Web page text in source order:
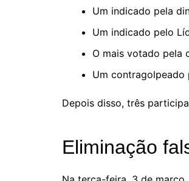
Um indicado pela
Um indicado pelo
O mais votado pela
Um
Depois disso, três
Eliminação